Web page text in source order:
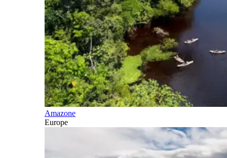
Amazone
Europe